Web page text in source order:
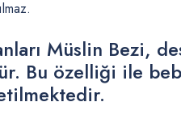
Müslin Bezi,
Bu özelliği ile